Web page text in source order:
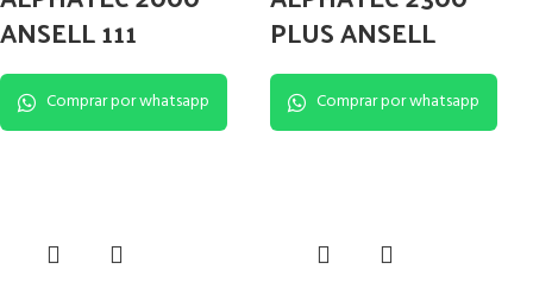
ANSELL 111
Comprar por whatsapp
PLUS ANSELL
Comprar por whatsapp